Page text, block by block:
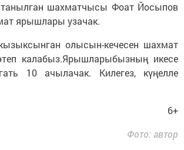
шахматчысы Фоат Йосыпов
ярышлары узачак.
олысын-кечесен шахмат
калабыз.Ярышларыбызның икесе
10 ачылачак. Килегез, күңелле
6+
Фото: автор